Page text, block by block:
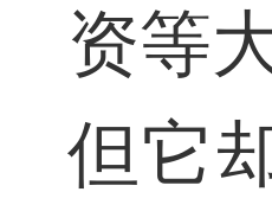
资等
但它